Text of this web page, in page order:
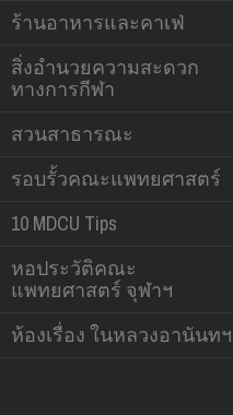
ร้านอาหารและคาเฟ่
สิ่งอำนวยความสะดวก
ทางการกีฬา
สวนสาธารณะ
รอบรั้วคณะแพทยศาสตร์
10 MDCU Tips
หอประวัติคณะ
แพทยศาสตร์ จุฬาฯ
ห้องเรื่อง ในหลวงอานันทฯ